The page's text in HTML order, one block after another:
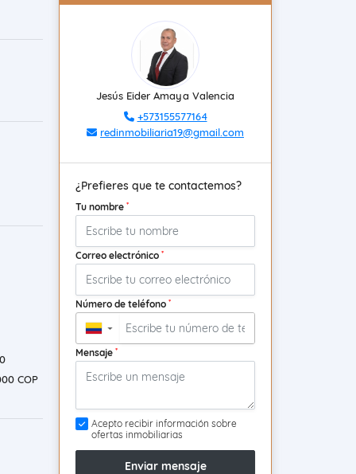
COP
Jesús Eider Amaya Valencia
+573155577164
redinmobiliaria19@gmail.com
¿Prefieres que te contactemos?
Tu nombre *
Correo electrónico *
Número de teléfono *
▼
Mensaje *
Acepto recibir información sobre
ofertas inmobiliarias
Enviar mensaje